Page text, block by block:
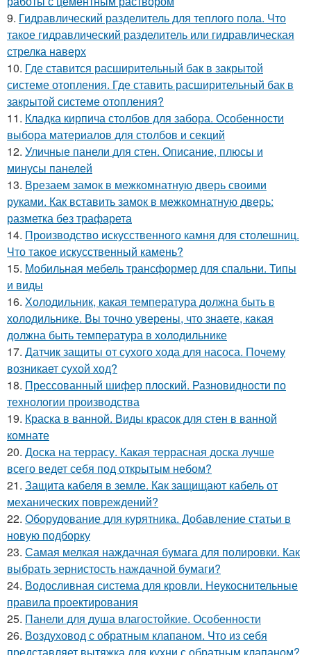
9. Гидравлический разделитель для теплого пола. Что
такое гидравлический разделитель или гидравлическая
стрелка наверх
10. Где ставится расширительный бак в закрытой
системе отопления. Где ставить расширительный бак в
закрытой системе отопления?
11. Кладка кирпича столбов для забора. Особенности
выбора материалов для столбов и секций
12. Уличные панели для стен. Описание, плюсы и
минусы панелей
13. Врезаем замок в межкомнатную дверь своими
руками. Как вставить замок в межкомнатную дверь:
разметка без трафарета
14. Производство искусственного камня для столешниц.
Что такое искусственный камень?
15. Мобильная мебель трансформер для спальни. Типы
и виды
16. Холодильник, какая температура должна быть в
холодильнике. Вы точно уверены, что знаете, какая
должна быть температура в холодильнике
17. Датчик защиты от сухого хода для насоса. Почему
возникает сухой ход?
18. Прессованный шифер плоский. Разновидности по
технологии производства
19. Краска в ванной. Виды красок для стен в ванной
комнате
20. Доска на террасу. Какая террасная доска лучше
всего ведет себя под открытым небом?
21. Защита кабеля в земле. Как защищают кабель от
механических повреждений?
22. Оборудование для курятника. Добавление статьи в
новую подборку
23. Самая мелкая наждачная бумага для полировки. Как
выбрать зернистость наждачной бумаги?
24. Водосливная система для кровли. Неукоснительные
правила проектирования
25. Панели для душа влагостойкие. Особенности
26. Воздуховод с обратным клапаном. Что из себя
представляет вытяжка для кухни с обратным клапаном?